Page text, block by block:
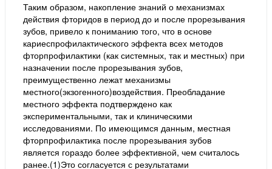
Таким образом, накопление знаний о механизмах
действия фторидов в период до и после прорезывания
зубов, привело к пониманию того, что в основе
кариеспрофилактического эффекта всех методов
фторпрофилактики (как системных, так и местных) при
назначении после прорезывания зубов,
преимущественно лежат механизмы
местного(экзогенного)воздействия. Преобладание
местного эффекта подтверждено как
экспериментальными, так и клиническими
исследованиями. По имеющимся данным, местная
фторпрофилактика после прорезывания зубов
является гораздо более эффективной, чем считалось
ранее.(1)Это согласуется с результатами